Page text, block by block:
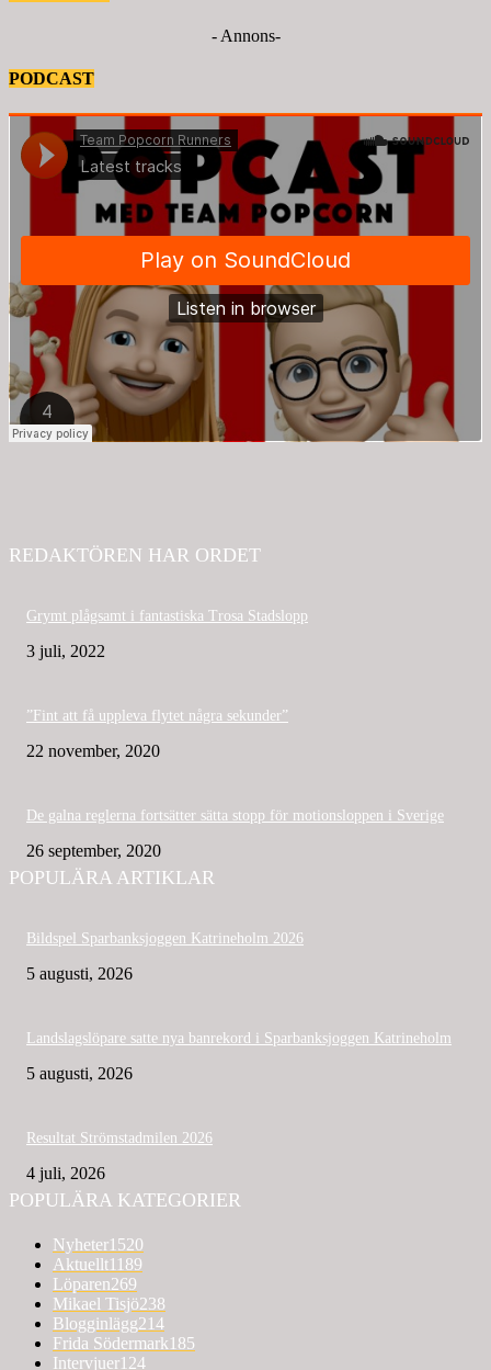
- Annons-
PODCAST
REDAKTÖREN HAR ORDET
Grymt plågsamt i fantastiska Trosa Stadslopp
3 juli, 2022
”Fint att få uppleva flytet några sekunder”
22 november, 2020
De galna reglerna fortsätter sätta stopp för motionsloppen i Sverige
26 september, 2020
POPULÄRA ARTIKLAR
Bildspel Sparbanksjoggen Katrineholm 2026
5 augusti, 2026
Landslagslöpare satte nya banrekord i Sparbanksjoggen Katrineholm
5 augusti, 2026
Resultat Strömstadmilen 2026
4 juli, 2026
POPULÄRA KATEGORIER
Nyheter1520
Aktuellt1189
Löparen269
Mikael Tisjö238
Blogginlägg214
Frida Södermark185
Intervjuer124